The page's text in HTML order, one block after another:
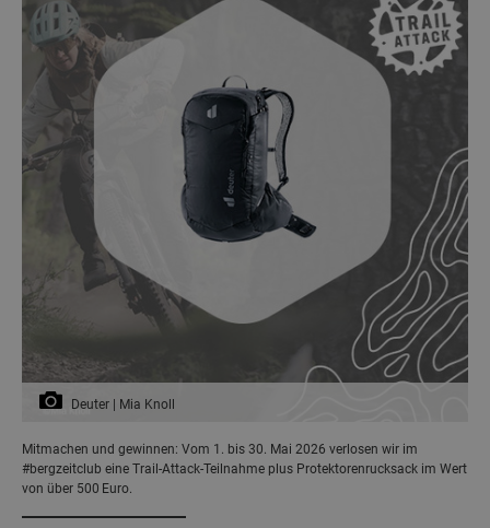
Deuter | Mia Knoll
Mitmachen und gewinnen: Vom 1. bis 30. Mai 2026 verlosen wir im
#bergzeitclub eine Trail‑Attack‑Teilnahme plus Protektorenrucksack im Wert
von über 500 Euro.